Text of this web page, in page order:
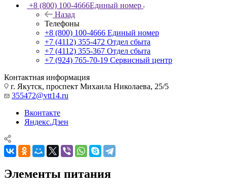
+8 (800) 100-4666Единый номер
Назад
Телефоны
+8 (800) 100-4666 Единый номер
+7 (4112) 355-472 Отдел сбыта
+7 (4112) 355-367 Отдел сбыта
+7 (924) 765-70-19 Сервисный центр
Контактная информация
г. Якутск, проспект Михаила Николаева, 25/5
355472@vtt14.ru
Вконтакте
Яндекс.Дзен
Элементы питания